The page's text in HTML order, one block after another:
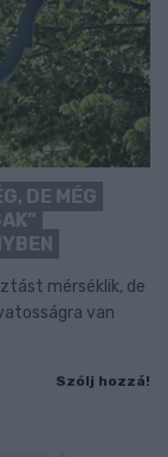
DE MÉG
mérséklik, de
van
Szólj hozzá!